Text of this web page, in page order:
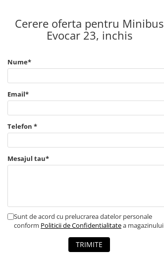
Cerere oferta pentru Minibus
Evocar 23, inchis
Nume*
Email*
Telefon *
Mesajul tau*
Sunt de acord cu prelucrarea datelor personale
conform Politicii de Confidentialitatea magazinului
TRIMITE